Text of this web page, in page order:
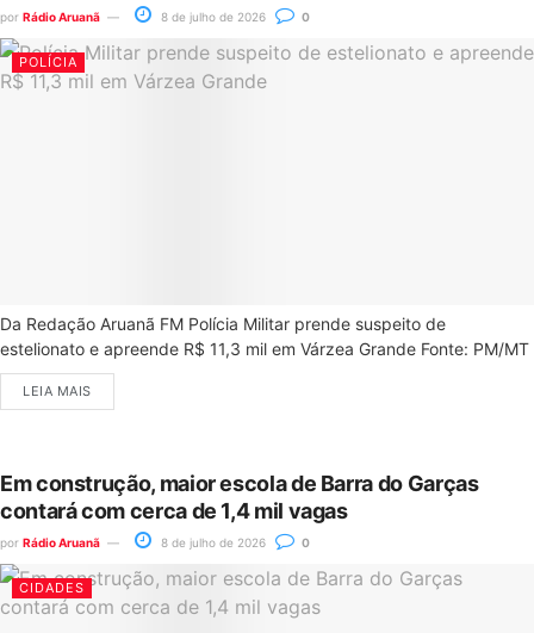
por Rádio Aruanã 8 de julho de 2026 0
POLÍCIA
Da Redação Aruanã FM Polícia Militar prende suspeito de
estelionato e apreende R$ 11,3 mil em Várzea Grande Fonte: PM/MT
LEIA MAIS
Em construção, maior escola de Barra do Garças
contará com cerca de 1,4 mil vagas
por Rádio Aruanã 8 de julho de 2026 0
CIDADES